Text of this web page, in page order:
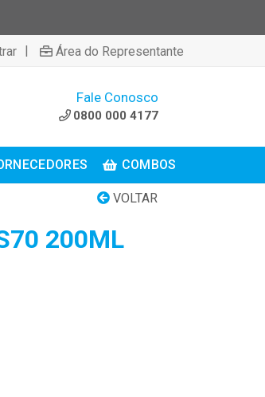
| Área do Representante
Fale Conosco
0800 000 4177
COMBOS
VOLTAR
200ML